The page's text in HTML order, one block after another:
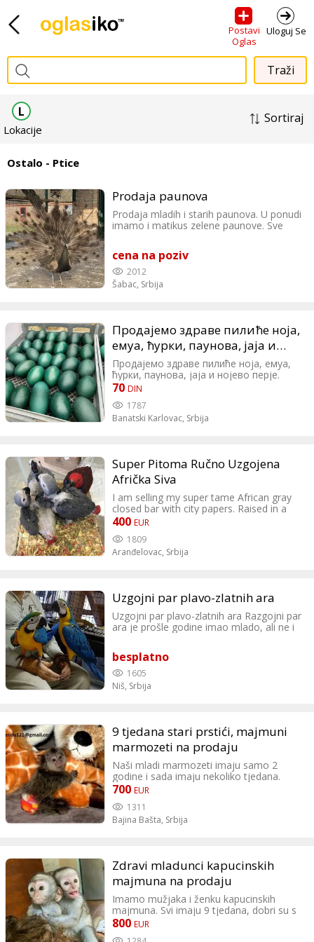
Postavi
Oglas
Uloguj Se
Sortiraj
L
Lokacije
Ostalo - Ptice
Prodaja paunova
Prodaja mladih i starih paunova. U ponudi
imamo i matikus zelene paunove. Sve
2435638 Sreten Marković Šabac, Srbija
cena na poziv
2012
Šabac, Srbija
Продајемо здраве пилиће ноја,
емуа, ћурки, паунова, јаја и
нојево перје.
Продајемо здраве пилиће ноја, емуа,
ћурки, паунова, јаја и нојево перје.
Такође имамо гуске, ћурке, емуе и
контактирајте ако је потребно... само
озбиљни упити. Хвала
70 DIN
1787
Banatski Karlovac, Srbija
Super Pitoma Ručno Uzgojena
Afrička Siva
I am selling my super tame African gray
closed bar with city papers. Raised in a
family environment used to everything
to go More than welcome to view. Email:
manuelabambino123@gmail. com Viber:
400 EUR
1809
Aranđelovac, Srbija
Uzgojni par plavo-zlatnih ara
Uzgojni par plavo-zlatnih ara Razgojni par
ara je prošle godine imao mlado, ali ne i
ženki te datum rođenja.
besplatno
1605
Niš, Srbija
9 tjedana stari prstići, majmuni
marmozeti na prodaju
Naši mladi marmozeti imaju samo 2
godine i sada imaju nekoliko tjedana.
Nedavno su primili sva cijepljenja, dobri
ljubimcima odzivaju se na njihova imena i
vrlo su razigrani. Vole šetati s njima. Ovi
700 EUR
1311
Bajina Bašta, Srbija
Zdravi mladunci kapucinskih
majmuna na prodaju
Imamo mužjaka i ženku kapucinskih
majmuna. Svi imaju 9 tjedana, dobri su s
djecom i igračkama, nose školske pelene,
800 EUR